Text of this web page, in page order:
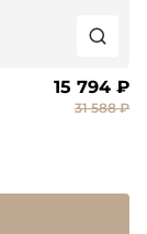
15 794 ₽
31 588 ₽